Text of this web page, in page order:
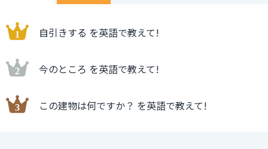
自引きする を英語で教えて!
今のところ を英語で教えて!
この建物は何ですか？ を英語で教えて!